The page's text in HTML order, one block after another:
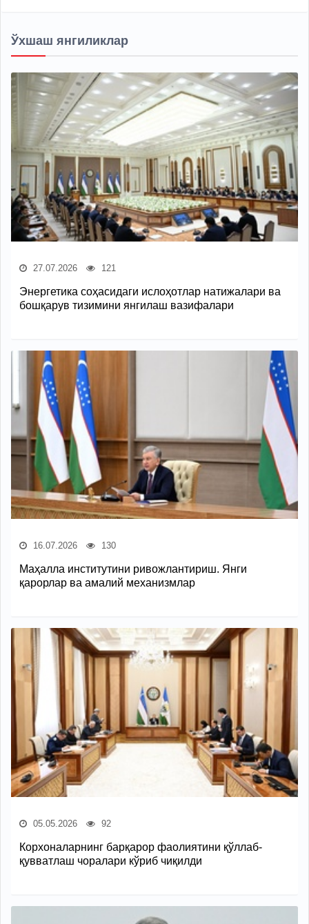
Ўхшаш янгиликлар
27.07.2026 121
Энергетика соҳасидаги ислоҳотлар натижалари ва
бошқарув тизимини янгилаш вазифалари
16.07.2026 130
Маҳалла институтини ривожлантириш. Янги
қарорлар ва амалий механизмлар
05.05.2026 92
Корхоналарнинг барқарор фаолиятини қўллаб-
қувватлаш чоралари кўриб чиқилди